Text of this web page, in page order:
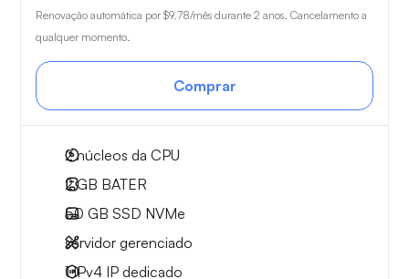
Renovação automática por $9.78/mês durante 2 anos. Cancelamento a
qualquer momento.
Comprar
2núcleos da CPU
2 GB BATER
50 GB SSD NVMe
servidor gerenciado
1 IPv4 IP dedicado